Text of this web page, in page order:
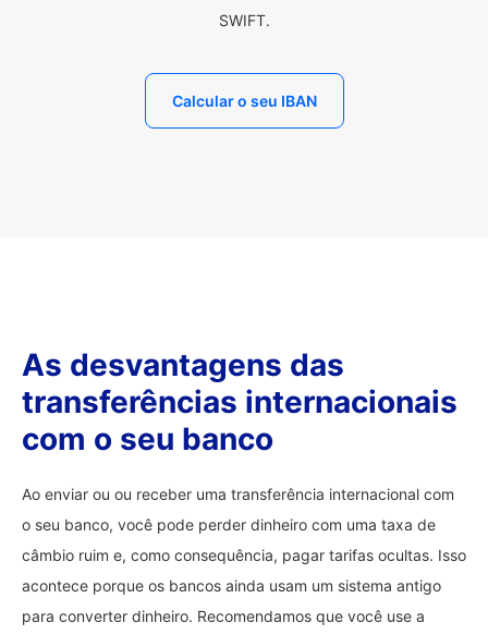
SWIFT.
Calcular o seu IBAN
As desvantagens das
transferências internacionais
com o seu banco
Ao enviar ou ou receber uma transferência internacional com
o seu banco, você pode perder dinheiro com uma taxa de
câmbio ruim e, como consequência, pagar tarifas ocultas. Isso
acontece porque os bancos ainda usam um sistema antigo
para converter dinheiro. Recomendamos que você use a